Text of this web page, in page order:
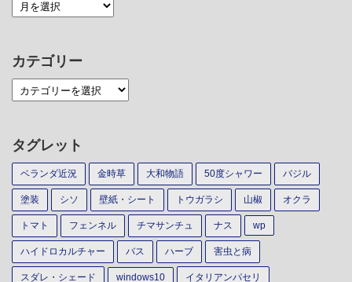
カテゴリー
タグレット
ベランダ近況 金時草 大和物語 50度シャワー バジル
塗装 シソ 壁紙・シート トウガラシ 山椒 オクラ
トマト フェンネル チマサンチュ ナス wp
ハイドロカルチャー バス ハーブ 害虫と病
スダレ・シェード windows10 イタリアンパセリ